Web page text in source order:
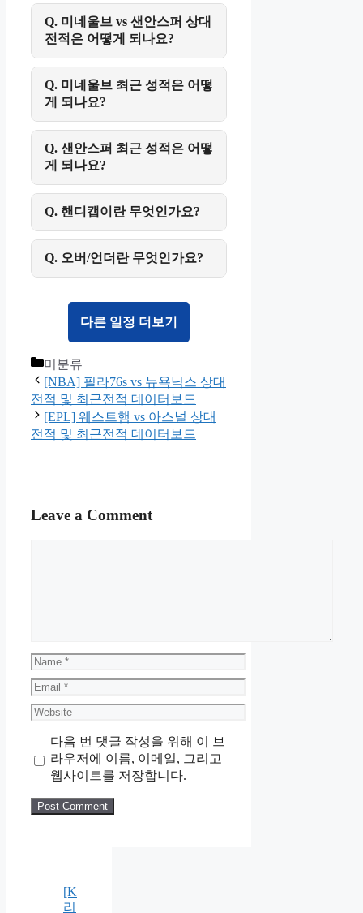
Q. 미네울브 vs 샌안스퍼 상대
전적은 어떻게 되나요?
Q. 미네울브 최근 성적은 어떻
게 되나요?
Q. 샌안스퍼 최근 성적은 어떻
게 되나요?
Q. 핸디캡이란 무엇인가요?
Q. 오버/언더란 무엇인가요?
다른 일정 더보기
Categories
미분류
[NBA] 필라76s vs 뉴욕닉스 상대
전적 및 최근전적 데이터보드
[EPL] 웨스트햄 vs 아스널 상대
전적 및 최근전적 데이터보드
Leave a Comment
Name
Email
Website
다음 번 댓글 작성을 위해 이 브
라우저에 이름, 이메일, 그리고
웹사이트를 저장합니다.
[K
리